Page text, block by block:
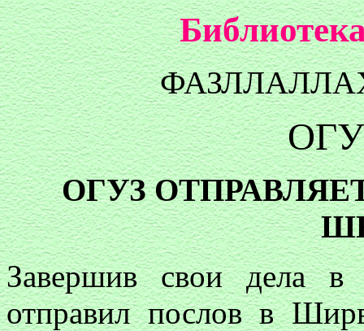
ОГУЗ
Завершив свои дела
отправил послов в